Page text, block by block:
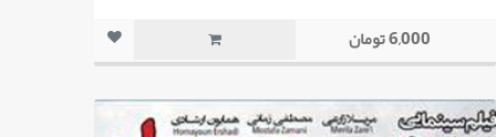
6,000 تومان